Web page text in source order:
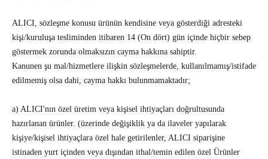
ALICI, sözleşme konusu ürünün kendisine veya gösterdiği adresteki
kişi/kuruluşa tesliminden itibaren 14 (On dört) gün içinde hiçbir sebep
göstermek zorunda olmaksızın cayma hakkına sahiptir.
Kanunen şu mal/hizmetlere ilişkin sözleşmelerde, kullanılmamış/istifade
edilmemiş olsa dahi, cayma hakkı bulunmamaktadır;
a) ALICI'nın özel üretim veya kişisel ihtiyaçları doğrultusunda
hazırlanan ürünler. (üzerinde değişiklik ya da ilaveler yapılarak
kişiye/kişisel ihtiyaçlara özel hale getirilenler, ALICI siparişine
istinaden yurt içinden veya dışından ithal/temin edilen özel Ürünler